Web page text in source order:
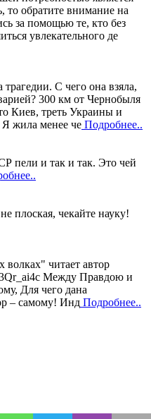
то обратите внимание на
за помощью те, кто без
увлекательного де
С чего она взяла,
300 км от Чернобыля
Киев, треть Украины и
жила менее че Подробнее..
пели и так и так. Это чей
плоская, чекайте науку!
читает автор
Между Правдою и
Для чего дана
– самому! Инд Подробнее..